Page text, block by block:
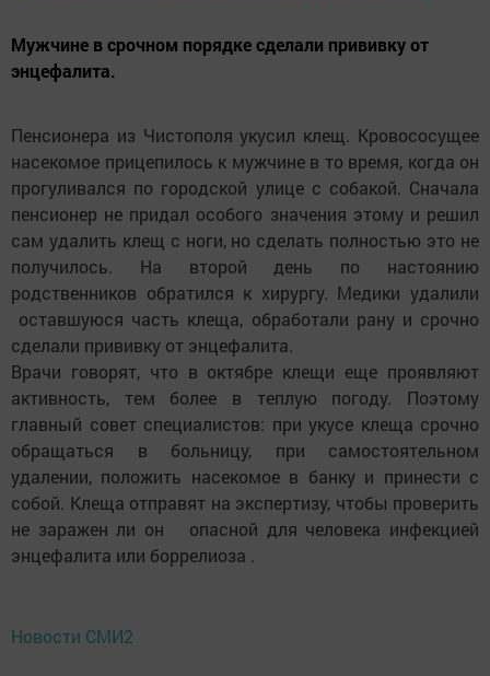
Мужчине в срочном порядке сделали прививку от
энцефалита.
Пенсионера из Чистополя укусил клещ. Кровососущее
насекомое прицепилось к мужчине в то время, когда он
прогуливался по городской улице с собакой. Сначала
пенсионер не придал особого значения этому и решил
сам удалить клещ с ноги, но сделать полностью это не
получилось. На второй день по настоянию
родственников обратился к хирургу. Медики удалили
оставшуюся часть клеща, обработали рану и срочно
сделали прививку от энцефалита.
Врачи говорят, что в октябре клещи еще проявляют
активность, тем более в теплую погоду. Поэтому
главный совет специалистов: при укусе клеща срочно
обращаться в больницу, при самостоятельном
удалении, положить насекомое в банку и принести с
собой. Клеща отправят на экспертизу, чтобы проверить
не заражен ли он опасной для человека инфекцией
энцефалита или боррелиоза .
Новости СМИ2